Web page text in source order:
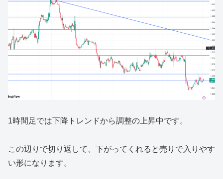
1時間足では下降トレンドから調整の上昇中です。
この辺りで切り返して、下がってくれると売りで入りやす
い形になります。